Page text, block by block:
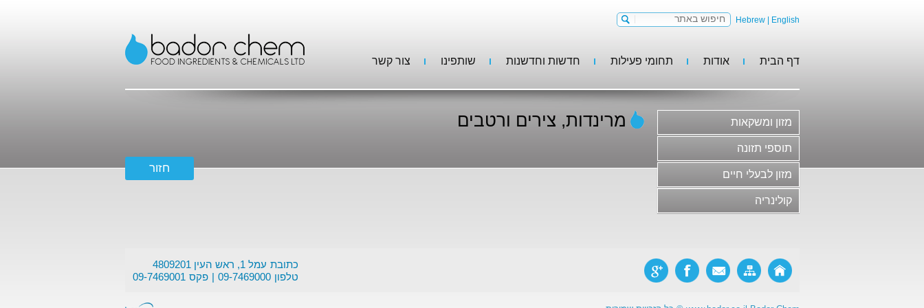
Hebrew| English
דף הבית אודות תחומי פעילות
תוספי תזונה
מזון לבעלי חיים
חדשות וחדשנות שותפינו צור קשר
מזון ומשקאות
משקאות וסירופים
גלידות, קינוחים וקונדיטוריה
חלב ומוצריו
בשר ומוצריו ותחליפי בשר
ריבות, דבש ודברי מתיקה
מזון פונקציונלי
תוספי תזונה
מזון לבעלי חיים
קולינריה
מרינדות, צירים ורטבים
כתובת עמל 1, ראש העין 4809201
טלפון 09-7469000 פקס 09-7469001